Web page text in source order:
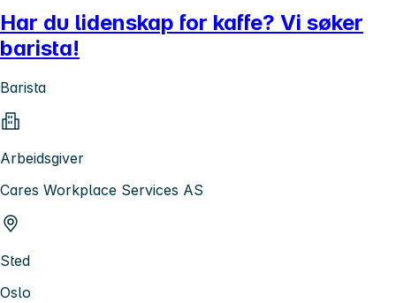
Har du lidenskap for kaffe? Vi søker
barista!
Barista
Arbeidsgiver
Cares Workplace Services AS
Sted
Oslo